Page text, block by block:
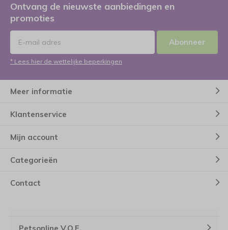
Ontvang de nieuwste aanbiedingen en
promoties
Abonneer
* Lees hier de wettelijke beperkingen
Meer informatie
Klantenservice
Mijn account
Categorieën
Contact
Petsonline V.O.F.